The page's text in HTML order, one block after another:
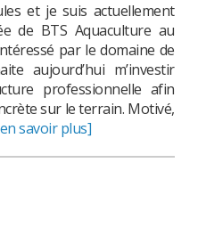
et je suis actuellement
de BTS Aquaculture au
par le domaine de
aujourd’hui m’investir
professionnelle afin
sur le terrain. Motivé,
savoir plus]